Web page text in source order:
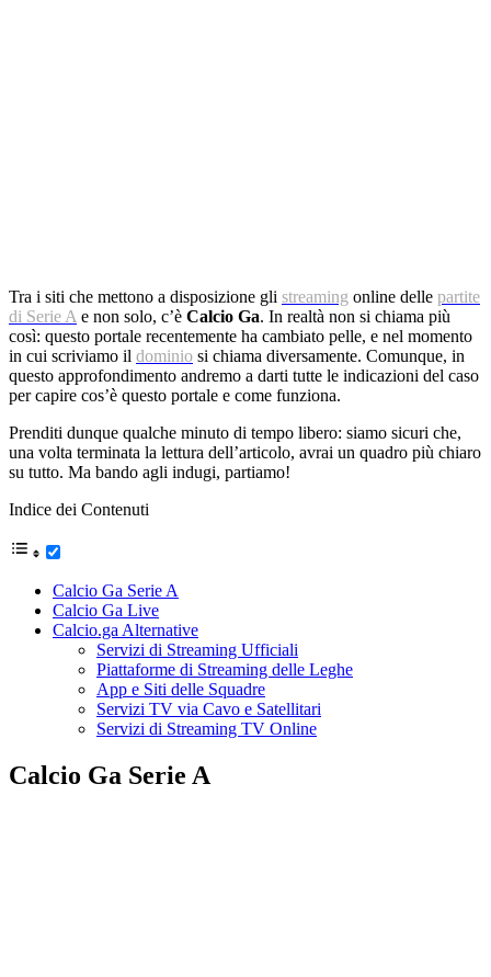
Tra i siti che mettono a disposizione gli streaming online delle partite
di Serie A e non solo, c’è Calcio Ga. In realtà non si chiama più
così: questo portale recentemente ha cambiato pelle, e nel momento
in cui scriviamo il dominio si chiama diversamente. Comunque, in
questo approfondimento andremo a darti tutte le indicazioni del caso
per capire cos’è questo portale e come funziona.
Prenditi dunque qualche minuto di tempo libero: siamo sicuri che,
una volta terminata la lettura dell’articolo, avrai un quadro più chiaro
su tutto. Ma bando agli indugi, partiamo!
Indice dei Contenuti
Calcio Ga Serie A
Calcio Ga Live
Calcio.ga Alternative
Servizi di Streaming Ufficiali
Piattaforme di Streaming delle Leghe
App e Siti delle Squadre
Servizi TV via Cavo e Satellitari
Servizi di Streaming TV Online
Calcio Ga Serie A